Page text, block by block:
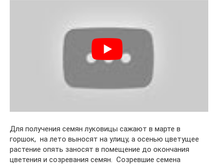
Для получения семян луковицы сажают в марте в
горшок, на лето выносят на улицу, а осенью цветущее
растение опять заносят в помещение до окончания
цветения и созревания семян. Созревшие семена